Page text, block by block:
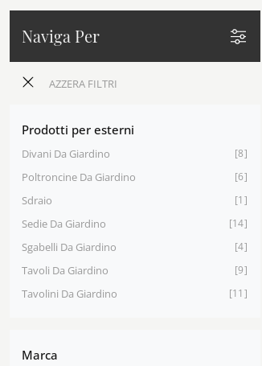
Naviga Per
AZZERA FILTRI
Prodotti per esterni
Divani Da Giardino 8
Poltroncine Da Giardino 6
Sdraio 1
Sedie Da Giardino 14
Sgabelli Da Giardino 4
Tavoli Da Giardino 9
Tavolini Da Giardino 11
Marca